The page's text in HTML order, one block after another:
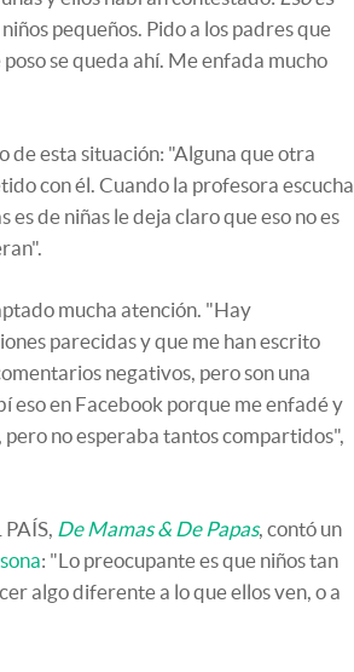
pequeños. Pido a los padres que
poso se queda ahí. Me enfada mucho
de esta situación: "Alguna que otra
con él. Cuando la profesora escucha
de niñas le deja claro que eso no es
mucha atención. "Hay
parecidas y que me han escrito
negativos, pero son una
eso en Facebook porque me enfadé y
no esperaba tantos compartidos",
De Mamas & De Papas, contó un
: "Lo preocupante es que niños tan
algo diferente a lo que ellos ven, o a